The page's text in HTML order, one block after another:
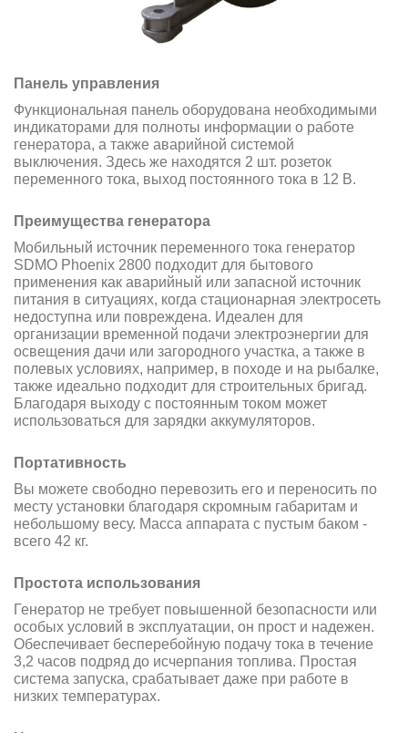
Панель управления
Функциональная панель оборудована необходимыми
индикаторами для полноты информации о работе
генератора, а также аварийной системой
выключения. Здесь же находятся 2 шт. розеток
переменного тока, выход постоянного тока в 12 В.
Преимущества генератора
Мобильный источник переменного тока генератор
SDMO Phoenix 2800 подходит для бытового
применения как аварийный или запасной источник
питания в ситуациях, когда стационарная электросеть
недоступна или повреждена. Идеален для
организации временной подачи электроэнергии для
освещения дачи или загородного участка, а также в
полевых условиях, например, в походе и на рыбалке,
также идеально подходит для строительных бригад.
Благодаря выходу с постоянным током может
использоваться для зарядки аккумуляторов.
Портативность
Вы можете свободно перевозить его и переносить по
месту установки благодаря скромным габаритам и
небольшому весу. Масса аппарата с пустым баком -
всего 42 кг.
Простота использования
Генератор не требует повышенной безопасности или
особых условий в эксплуатации, он прост и надежен.
Обеспечивает бесперебойную подачу тока в течение
3,2 часов подряд до исчерпания топлива. Простая
система запуска, срабатывает даже при работе в
низких температурах.